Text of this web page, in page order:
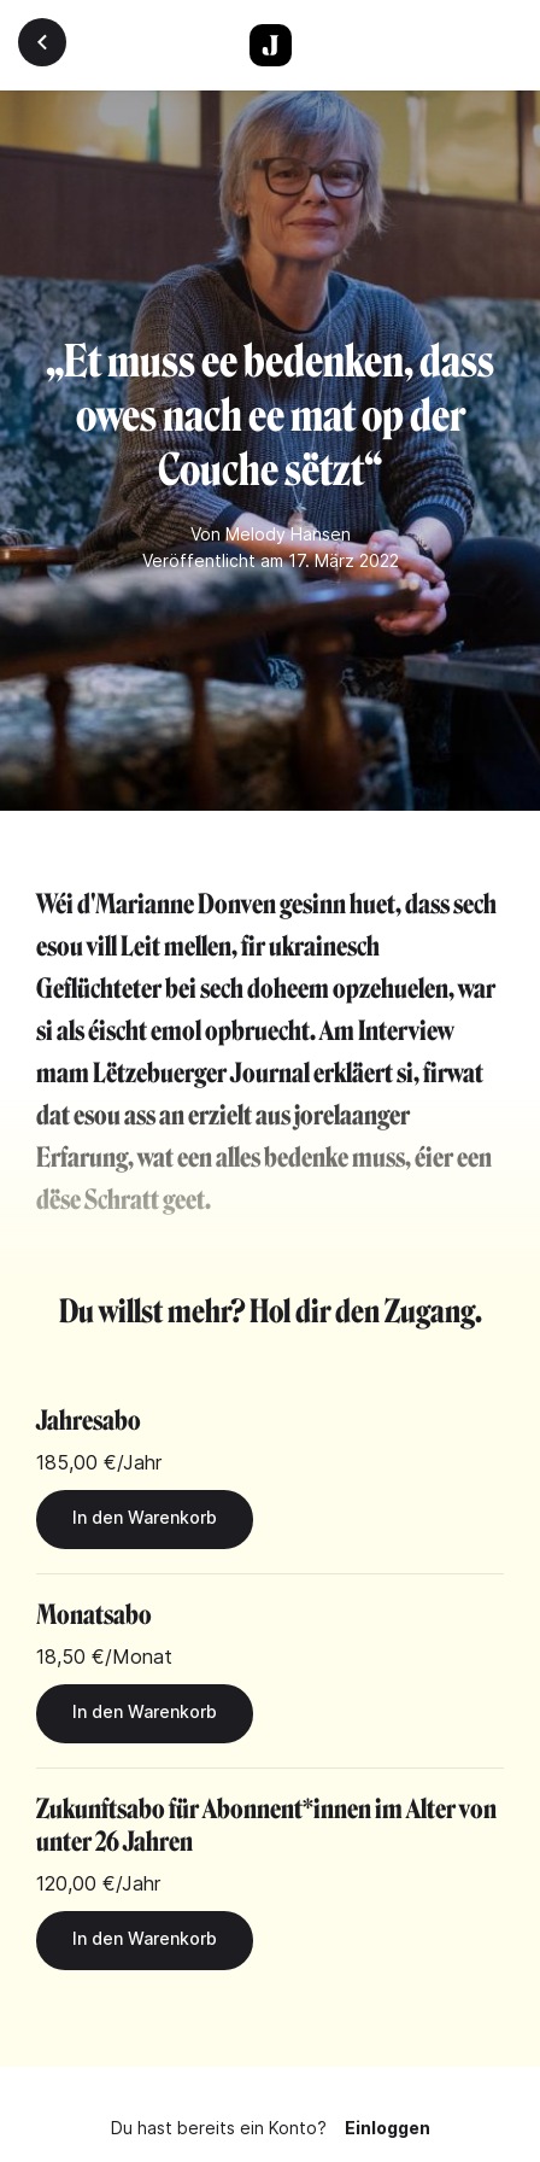
Direkt zum Inhalt
„Et muss ee bedenken, dass
owes nach ee mat op der
Couche sëtzt“
VonMelody Hansen
Veröffentlicht am 17. März 2022
Wéi d'Marianne Donven gesinn huet, dass sech
esou vill Leit mellen, fir ukrainesch
Geflüchteter bei sech doheem opzehuelen, war
si als éischt emol opbruecht. Am Interview
mam Lëtzebuerger Journal erkläert si, firwat
dat esou ass an erzielt aus jorelaanger
Erfarung, wat een alles bedenke muss, éier een
dëse Schratt geet.
Du willst mehr? Hol dir den Zugang.
Jahresabo
185,00 €/Jahr
Monatsabo
18,50 €/Monat
Zukunftsabo für Abonnent*innen im Alter von
unter 26 Jahren
120,00 €/Jahr
Du hast bereits ein Konto? Einloggen